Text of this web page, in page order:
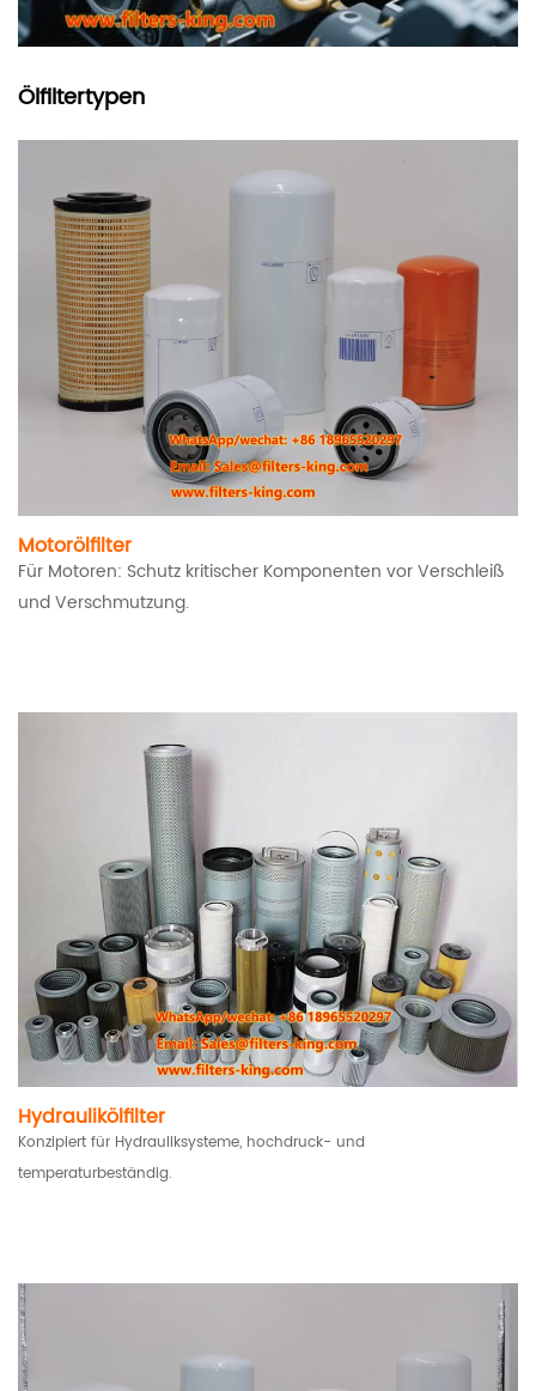
Ölfiltertypen
Motorölfilter
Für Motoren: Schutz kritischer Komponenten vor Verschleiß
und Verschmutzung.
Hydraulikölfilter
Konzipiert für Hydrauliksysteme, hochdruck- und
temperaturbeständig.